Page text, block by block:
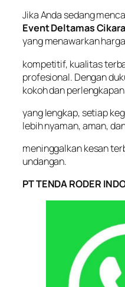
Jika Anda sedang
Event Deltamas
yang menawarkan harga
kompetitif, kualitas
profesional. Dengan
kokoh dan
yang lengkap, setiap
lebih nyaman, aman,
meninggalkan kesan
undangan.
PT TENDA RODER